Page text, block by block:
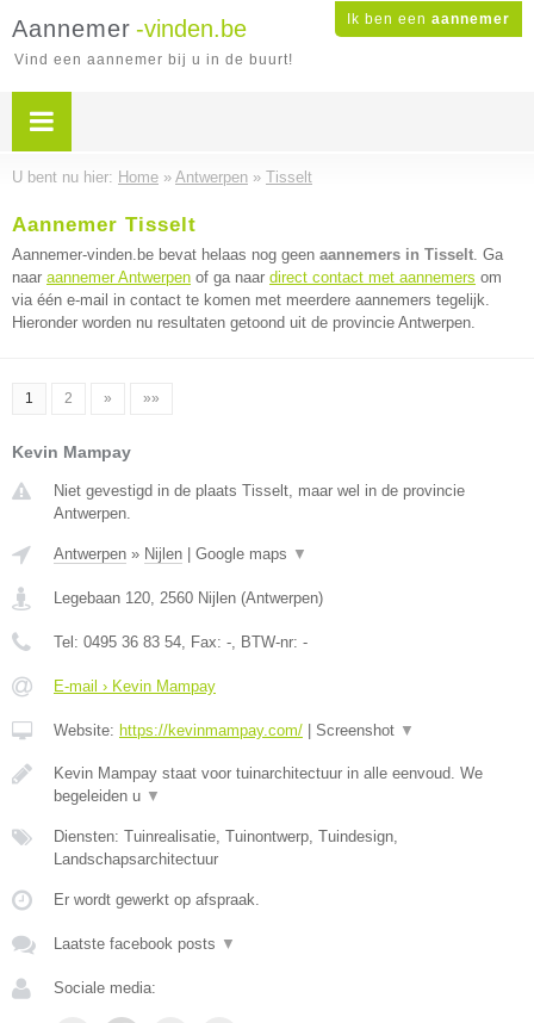
Ik ben een aannemer
Aannemer -vinden.be
Vind een aannemer bij u in de buurt!
U bent nu hier: Home » Antwerpen » Tisselt
Aannemer Tisselt
Aannemer-vinden.be bevat helaas nog geen aannemers in Tisselt. Ga
naar aannemer Antwerpen of ga naar direct contact met aannemers om
via één e-mail in contact te komen met meerdere aannemers tegelijk.
Hieronder worden nu resultaten getoond uit de provincie Antwerpen.
1 2 » »»
Kevin Mampay
Niet gevestigd in de plaats Tisselt, maar wel in de provincie
Antwerpen.
Antwerpen » Nijlen Google maps ▼
Legebaan 120, 2560 Nijlen (Antwerpen)
Tel: 0495 36 83 54, Fax: -, BTW-nr: -
E-mail › Kevin Mampay
Website: https://kevinmampay.com/ Screenshot ▼
Kevin Mampay staat voor tuinarchitectuur in alle eenvoud. We
begeleiden u ▼
Diensten: Tuinrealisatie, Tuinontwerp, Tuindesign,
Landschapsarchitectuur
Er wordt gewerkt op afspraak.
Laatste facebook posts ▼
Sociale media: